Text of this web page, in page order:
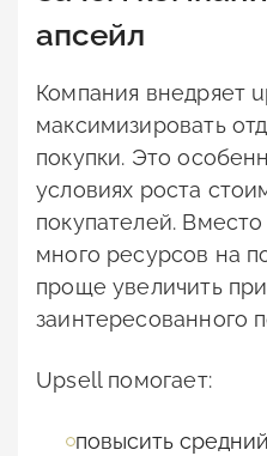
апсейл
Компания внедряет
максимизировать
покупки. Это
условиях роста
покупателей.
много ресурсов на
проще увеличить
заинтересованного
Upsell помогает:
повысить